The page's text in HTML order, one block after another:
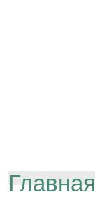
Главная